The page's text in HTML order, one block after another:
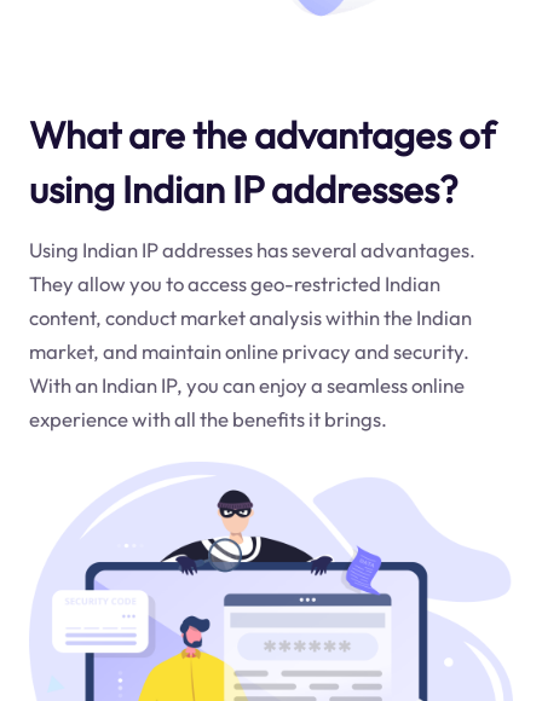
What are the advantages of
using Indian IP addresses?
Using Indian IP addresses has several advantages.
They allow you to access geo-restricted Indian
content, conduct market analysis within the Indian
market, and maintain online privacy and security.
With an Indian IP, you can enjoy a seamless online
experience with all the benefits it brings.